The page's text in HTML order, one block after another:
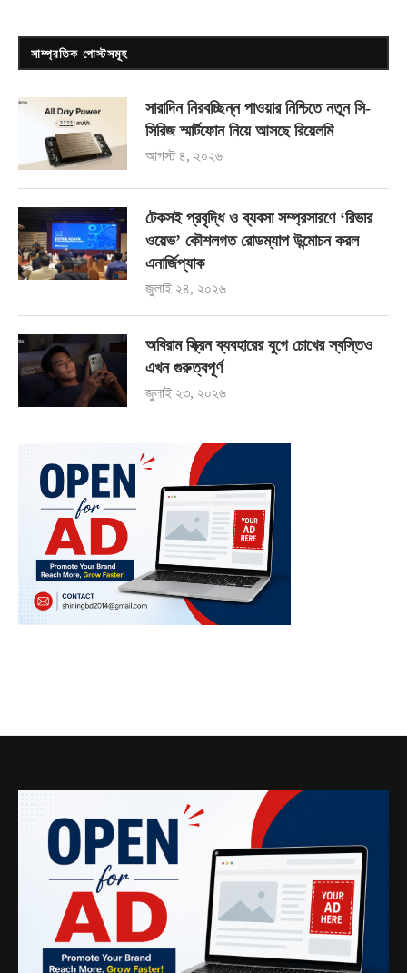
সাম্প্রতিক পোস্টসমূহ
সারাদিন নিরবচ্ছিন্ন পাওয়ার নিশ্চিতে নতুন সি-
সিরিজ স্মার্টফোন নিয়ে আসছে রিয়েলমি
আগস্ট ৪, ২০২৬
টেকসই প্রবৃদ্ধি ও ব্যবসা সম্প্রসারণে ‘রিভার
ওয়েভ’ কৌশলগত রোডম্যাপ উন্মোচন করল
এনার্জিপ্যাক
জুলাই ২৪, ২০২৬
অবিরাম স্ক্রিন ব্যবহারের যুগে চোখের স্বস্তিও
এখন গুরুত্বপূর্ণ
জুলাই ২৩, ২০২৬